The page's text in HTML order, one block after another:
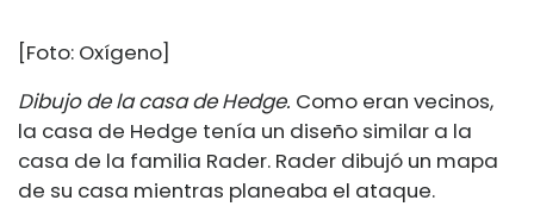
[Foto: Oxígeno]
Dibujo de la casa de Hedge. Como eran vecinos,
la casa de Hedge tenía un diseño similar a la
casa de la familia Rader. Rader dibujó un mapa
de su casa mientras planeaba el ataque.